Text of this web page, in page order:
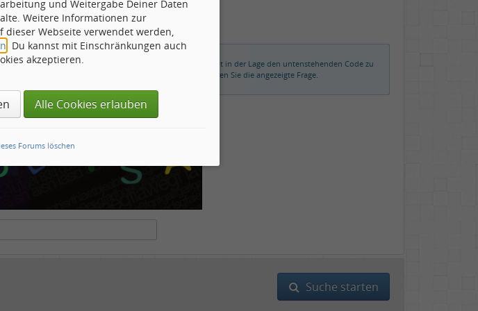
abzuhalten. Derartige Scripte sind normalerweise nicht in der Lage den untenstehenden Code zu
ein, die Sie in dem Bild erkennen können oder beantworten Sie die angezeigte Frage.
Suche starten
und Weitergabe Deiner Daten
Weitere Informationen zur
dieser Webseite verwendet werden,
. Du kannst mit Einschränkungen auch
akzeptieren.
Alle Cookies erlauben
Forums löschen